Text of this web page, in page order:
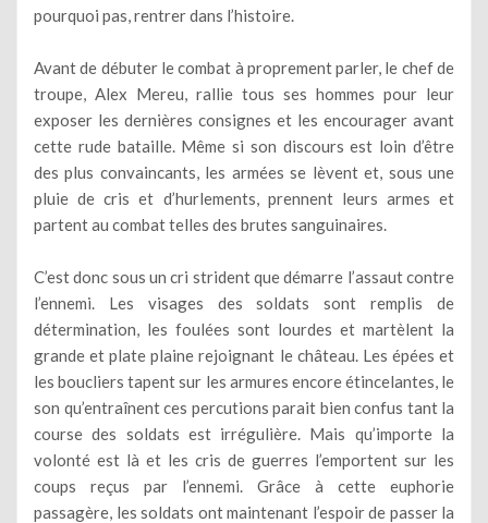
pourquoi pas, rentrer dans l’histoire.
Avant de débuter le combat à proprement parler, le chef de
troupe, Alex Mereu, rallie tous ses hommes pour leur
exposer les dernières consignes et les encourager avant
cette rude bataille. Même si son discours est loin d’être
des plus convaincants, les armées se lèvent et, sous une
pluie de cris et d’hurlements, prennent leurs armes et
partent au combat telles des brutes sanguinaires.
C’est donc sous un cri strident que démarre l’assaut contre
l’ennemi. Les visages des soldats sont remplis de
détermination, les foulées sont lourdes et martèlent la
grande et plate plaine rejoignant le château. Les épées et
les boucliers tapent sur les armures encore étincelantes, le
son qu’entraînent ces percutions parait bien confus tant la
course des soldats est irrégulière. Mais qu’importe la
volonté est là et les cris de guerres l’emportent sur les
coups reçus par l’ennemi. Grâce à cette euphorie
passagère, les soldats ont maintenant l’espoir de passer la